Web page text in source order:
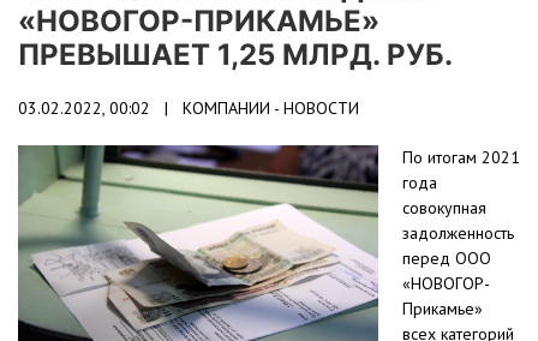
«НОВОГОР-ПРИКАМЬЕ»
ПРЕВЫШАЕТ 1,25 МЛРД. РУБ.
03.02.2022, 00:02 | КОМПАНИИ - НОВОСТИ
По итогам 2021
года
совокупная
задолженность
перед ООО
«НОВОГОР-
Прикамье»
всех категорий